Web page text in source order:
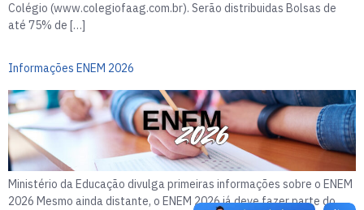
Colégio (www.colegiofaag.com.br). Serão distribuidas Bolsas de
até 75% de […]
Informações ENEM 2026
Ministério da Educação divulga primeiras informações sobre o ENEM
2026 Mesmo ainda distante, o ENEM 2026 já deve fazer parte do